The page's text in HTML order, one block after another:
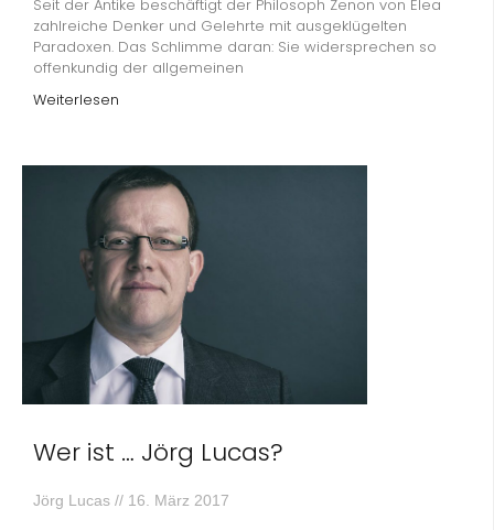
Seit der Antike beschäftigt der Philosoph Zenon von Elea
zahlreiche Denker und Gelehrte mit ausgeklügelten
Paradoxen. Das Schlimme daran: Sie widersprechen so
offenkundig der allgemeinen
Weiterlesen
Wer ist … Jörg Lucas?
Jörg Lucas 16. März 2017